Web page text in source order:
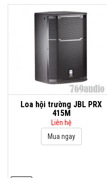
Loa hội trường JBL PRX
415M
Liên hệ